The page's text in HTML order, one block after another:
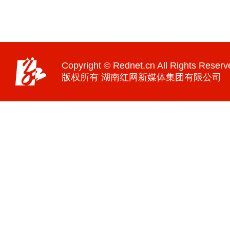
Copyright © Rednet.cn All Rights
版权所有 湖南红网新媒体集团有限公司